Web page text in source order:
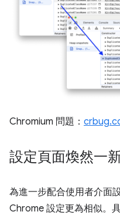
Chromium 問題：
設定頁面煥然一
為進一步配合使用者介面
Chrome 設定更為相似。